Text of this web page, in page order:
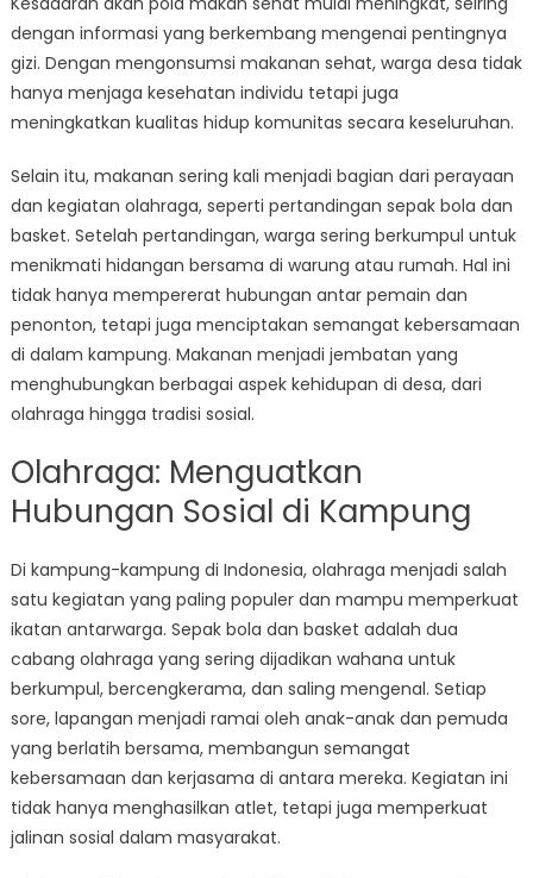
dengan informasi yang berkembang mengenai pentingnya
gizi. Dengan mengonsumsi makanan sehat, warga desa tidak
hanya menjaga kesehatan individu tetapi juga
meningkatkan kualitas hidup komunitas secara keseluruhan.
Selain itu, makanan sering kali menjadi bagian dari perayaan
dan kegiatan olahraga, seperti pertandingan sepak bola dan
basket. Setelah pertandingan, warga sering berkumpul untuk
menikmati hidangan bersama di warung atau rumah. Hal ini
tidak hanya mempererat hubungan antar pemain dan
penonton, tetapi juga menciptakan semangat kebersamaan
di dalam kampung. Makanan menjadi jembatan yang
menghubungkan berbagai aspek kehidupan di desa, dari
olahraga hingga tradisi sosial.
Olahraga: Menguatkan
Hubungan Sosial di Kampung
Di kampung-kampung di Indonesia, olahraga menjadi salah
satu kegiatan yang paling populer dan mampu memperkuat
ikatan antarwarga. Sepak bola dan basket adalah dua
cabang olahraga yang sering dijadikan wahana untuk
berkumpul, bercengkerama, dan saling mengenal. Setiap
sore, lapangan menjadi ramai oleh anak-anak dan pemuda
yang berlatih bersama, membangun semangat
kebersamaan dan kerjasama di antara mereka. Kegiatan ini
tidak hanya menghasilkan atlet, tetapi juga memperkuat
jalinan sosial dalam masyarakat.